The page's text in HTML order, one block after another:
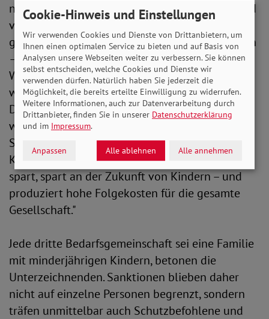
nach dem SGB II. In der politischen Debatte wird
völlig außer Acht gelassen, dass sie die
geplanten Verschärfungen unmittelbar betreffen
– obwohl sie nichts für ihre Lage können. Wenn
Wohnkosten gedeckelt oder Leistungen gekürzt
werden, verschärft das Kinderarmut drastisch.
Denn weniger Geld in der Familie bedeutet
weniger Spielraum für gesunde Ernährung,
Schulmaterial oder die soziale Teilhabe von
Kindern. Wer an existenzsichernden Leistungen
spart, spart an der Zukunft von Kindern – und
produziert hohe Folgekosten für die gesamte
Gesellschaft."
Jede dritte Bedarfsgemeinschaft sei eine Familie
mit minderjährigen Kindern, betonen die
Unterzeichnenden. Sanktionen blieben daher
nicht auf einzelne Personen begrenzt, sondern
träfen unmittelbar auch Schutzbefohlene und
Cookie-Hinweis und Einstellungen
Wir verwenden Cookies und Dienste von Drittanbietern, um
Ihnen einen optimalen Service zu bieten und auf Basis von
Analysen unsere Webseiten weiter zu verbessern. Sie können
selbst entscheiden, welche Cookies und Dienste wir
verwenden dürfen. Natürlich haben Sie jederzeit die
Möglichkeit, die bereits erteilte Einwilligung zu widerrufen.
Weitere Informationen, auch zur Datenverarbeitung durch
Drittanbieter, finden Sie in unserer Datenschutzerklärung
und im Impressum.
Anpassen Alle ablehnen Alle annehmen